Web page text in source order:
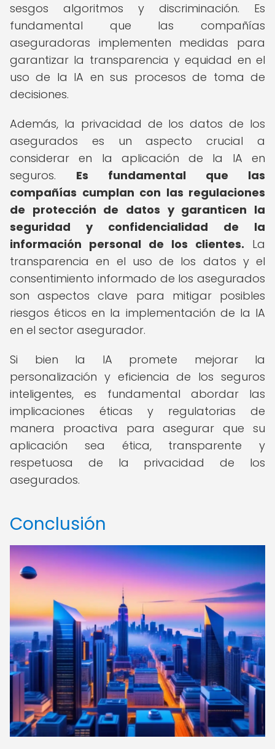
sesgos algoritmos y discriminación. Es
fundamental que las compañías
aseguradoras implementen medidas para
garantizar la transparencia y equidad en el
uso de la IA en sus procesos de toma de
decisiones.
Además, la privacidad de los datos de los
asegurados es un aspecto crucial a
considerar en la aplicación de la IA en
seguros. Es fundamental que las
compañías cumplan con las regulaciones
de protección de datos y garanticen la
seguridad y confidencialidad de la
información personal de los clientes. La
transparencia en el uso de los datos y el
consentimiento informado de los asegurados
son aspectos clave para mitigar posibles
riesgos éticos en la implementación de la IA
en el sector asegurador.
Si bien la IA promete mejorar la
personalización y eficiencia de los seguros
inteligentes, es fundamental abordar las
implicaciones éticas y regulatorias de
manera proactiva para asegurar que su
aplicación sea ética, transparente y
respetuosa de la privacidad de los
asegurados.
Conclusión